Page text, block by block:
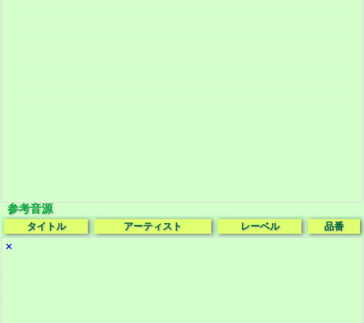
参考音源
タイトル アーティスト レーベル
品番
✕